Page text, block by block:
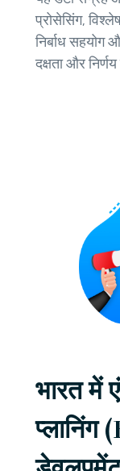
प्रोसेसिंग,
निर्बाध सहयोग
दक्षता और
भारत में
प्लानिंग